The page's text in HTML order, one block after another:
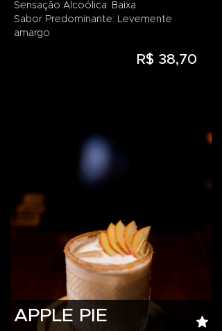
Sensação Alcoólica: Baixa
Sabor Predominante: Levemente
amargo
R$ 38,70
APPLE PIE